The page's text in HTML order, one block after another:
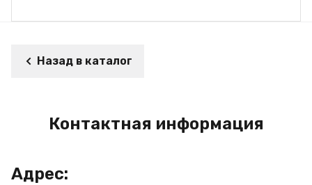
Назад в каталог
Контактная информация
Адрес: